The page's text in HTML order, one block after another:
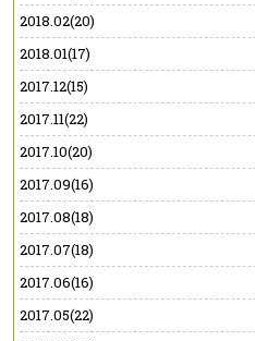
2018.02(20)
2018.01(17)
2017.12(15)
2017.11(22)
2017.10(20)
2017.09(16)
2017.08(18)
2017.07(18)
2017.06(16)
2017.05(22)